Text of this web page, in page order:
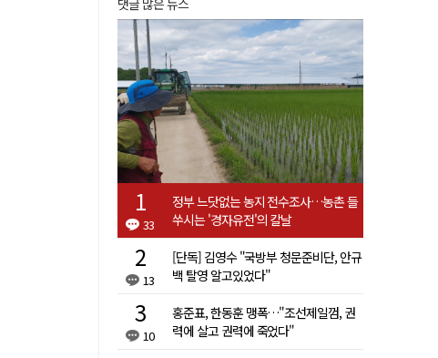
댓글 많은 뉴스
33
정부 느닷없는 농지 전수조사…농촌 들
쑤시는 '경자유전'의 칼날
13
[단독] 김영수 "국방부 청문준비단, 안규
백 탈영 알고있었다"
10
홍준표, 한동훈 맹폭…"조선제일껌, 권
력에 살고 권력에 죽었다"